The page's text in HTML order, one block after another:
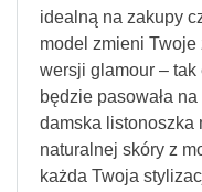
idealną na zakupy
model zmieni Twoje
wersji glamour –
będzie pasowała
damska listonoszka
naturalnej skóry z
każda Twoja